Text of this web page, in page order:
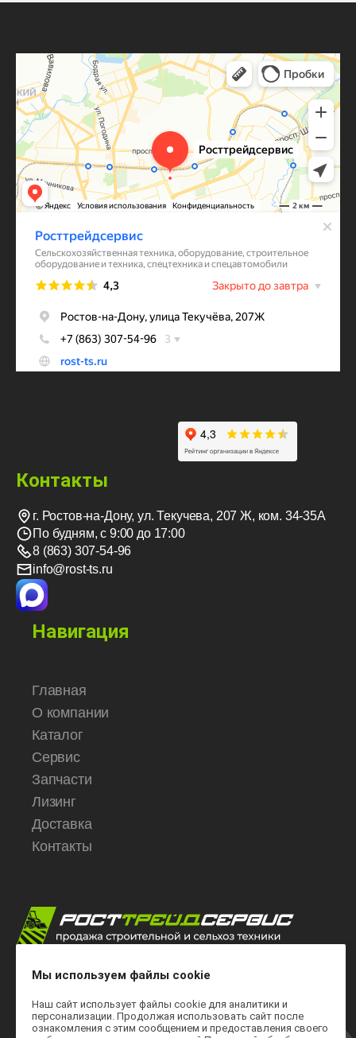
ОГРН 1126195008598 от 6.09.2012г.
Регистрационный номер в Роскомнадзоре -
26918/61 от 26.05.2025.
Навигация
Главная
О компании
Каталог
Сервис
Запчасти
Лизинг
Доставка
Контакты
Контакты
г. Ростов-на-Дону, ул. Текучева, 207 Ж, ком. 34-35А
По будням, с 9:00 до 17:00
8 (863) 307-54-96
info@rost-ts.ru
Мы используем файлы cookie
Наш сайт использует файлы cookie для аналитики и
персонализации. Продолжая использовать сайт после
ознакомления с этим сообщением и предоставления своего